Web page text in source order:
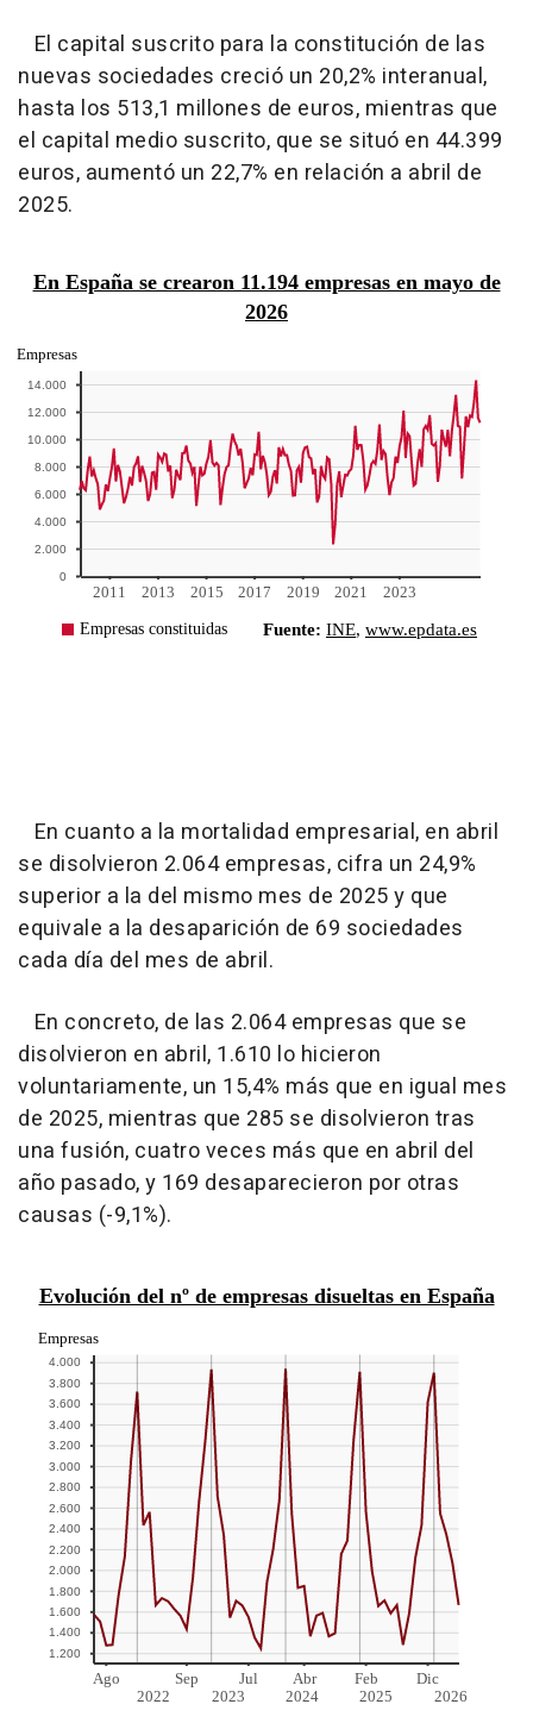
El capital suscrito para la constitución de las
nuevas sociedades creció un 20,2% interanual,
hasta los 513,1 millones de euros, mientras que
el capital medio suscrito, que se situó en 44.399
euros, aumentó un 22,7% en relación a abril de
2025.
En cuanto a la mortalidad empresarial, en abril
se disolvieron 2.064 empresas, cifra un 24,9%
superior a la del mismo mes de 2025 y que
equivale a la desaparición de 69 sociedades
cada día del mes de abril.
En concreto, de las 2.064 empresas que se
disolvieron en abril, 1.610 lo hicieron
voluntariamente, un 15,4% más que en igual mes
de 2025, mientras que 285 se disolvieron tras
una fusión, cuatro veces más que en abril del
año pasado, y 169 desaparecieron por otras
causas (-9,1%).